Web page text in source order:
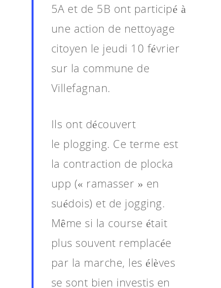
5A et de 5B ont participé à
une action de nettoyage
citoyen le jeudi 10 février
sur la commune de
Villefagnan.
Ils ont découvert
le plogging. Ce terme est
la contraction de plocka
upp (« ramasser » en
suédois) et de jogging.
Même si la course était
plus souvent remplacée
par la marche, les élèves
se sont bien investis en